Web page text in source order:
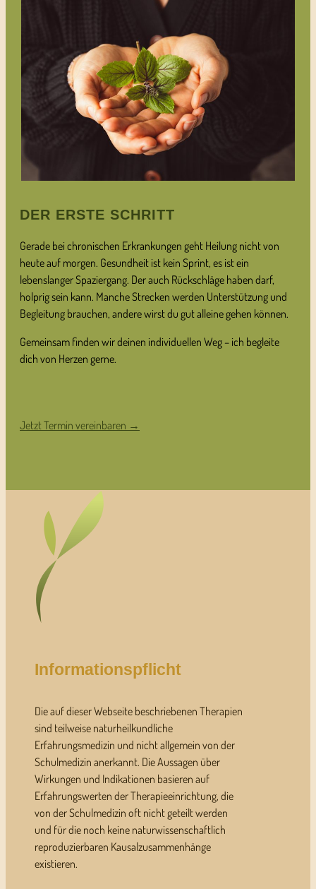
DER ERSTE SCHRITT
Gerade bei chronischen Erkrankungen geht Heilung nicht von
heute auf morgen. Gesundheit ist kein Sprint, es ist ein
lebenslanger Spaziergang. Der auch Rückschläge haben darf,
holprig sein kann. Manche Strecken werden Unterstützung und
Begleitung brauchen, andere wirst du gut alleine gehen können.
Gemeinsam finden wir deinen individuellen Weg – ich begleite
dich von Herzen gerne.
Jetzt Termin vereinbaren →
Informationspflicht
Die auf dieser Webseite beschriebenen Therapien
sind teilweise naturheilkundliche
Erfahrungsmedizin und nicht allgemein von der
Schulmedizin anerkannt. Die Aussagen über
Wirkungen und Indikationen basieren auf
Erfahrungswerten der Therapieeinrichtung, die
von der Schulmedizin oft nicht geteilt werden
und für die noch keine naturwissenschaftlich
reproduzierbaren Kausalzusammenhänge
existieren.